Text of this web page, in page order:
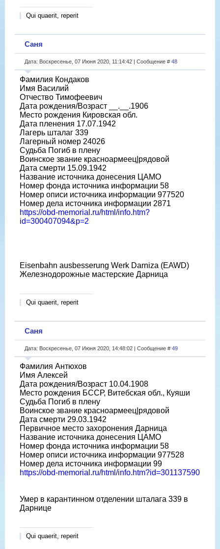
Qui quaerit, reperit
Саня
Дата: Воскресенье, 07 Июня 2020, 11:14:42 | Сообщение # 48
Фамилия Кондаков
Имя Василий
Отчество Тимофеевич
Дата рождения/Возраст __.__.1906
Место рождения Кировская обл.
Дата пленения 17.07.1942
Лагерь шталаг 339
Лагерный номер 24026
Судьба Погиб в плену
Воинское звание красноармеец|рядовой
Дата смерти 15.09.1942
Название источника донесения ЦАМО
Номер фонда источника информации 58
Номер описи источника информации 977520
Номер дела источника информации 2871
https://obd-memorial.ru/html/info.htm?
id=300407094&p=2
Eisenbahn ausbesserung Werk Darniza (EAWD)
Железнодорожные мастерские Дарница
Qui quaerit, reperit
Саня
Дата: Воскресенье, 07 Июня 2020, 14:48:02 | Сообщение # 49
Фамилия Антюхов
Имя Алексей
Дата рождения/Возраст 10.04.1908
Место рождения БССР, Витебская обл., Куяши
Судьба Погиб в плену
Воинское звание красноармеец|рядовой
Дата смерти 29.03.1942
Первичное место захоронения Дарница
Название источника донесения ЦАМО
Номер фонда источника информации 58
Номер описи источника информации 977528
Номер дела источника информации 99
https://obd-memorial.ru/html/info.htm?id=301137590
Умер в карантинном отделении шталага 339 в
Дарнице
Qui quaerit, reperit